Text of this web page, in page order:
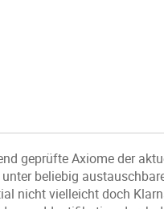
geprüfte Axiome der
beliebig
nicht vielleicht doch